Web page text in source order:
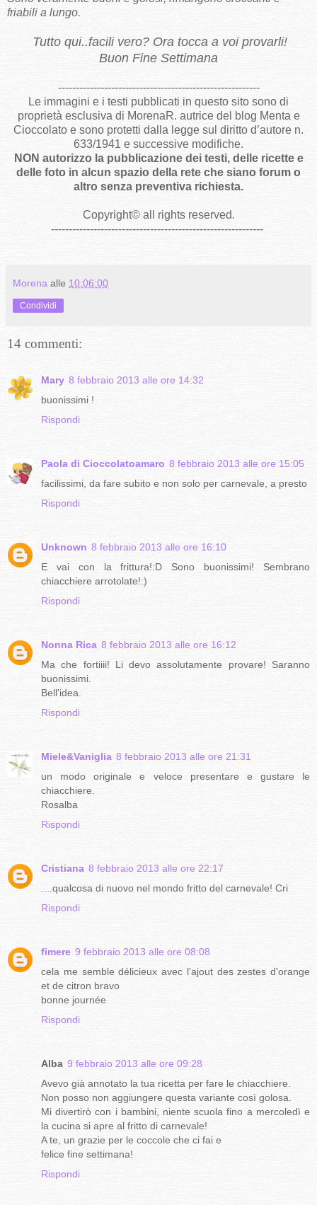
friabili a lungo.
Tutto qui..facili vero? Ora tocca a voi provarli!
Buon Fine Settimana
---------------------------------------------------------
Le immagini e i testi pubblicati in questo sito sono di
proprietà esclusiva di MorenaR. autrice del blog Menta e
Cioccolato e sono protetti dalla legge sul diritto d’autore n.
633/1941 e successive modifiche.
NON autorizzo la pubblicazione dei testi, delle ricette e
delle foto in alcun spazio della rete che siano forum o
altro senza preventiva richiesta.
Copyright© all rights reserved.
------------------------------------------------------------
Morena alle 10:06:00
Condividi
14 commenti:
Mary 8 febbraio 2013 alle ore 14:32
buonissimi !
Rispondi
Paola di Cioccolatoamaro 8 febbraio 2013 alle ore 15:05
facilissimi, da fare subito e non solo per carnevale, a presto
Rispondi
Unknown 8 febbraio 2013 alle ore 16:10
E vai con la frittura!:D Sono buonissimi! Sembrano
chiacchiere arrotolate!:)
Rispondi
Nonna Rica 8 febbraio 2013 alle ore 16:12
Ma che fortiiii! Li devo assolutamente provare! Saranno
buonissimi.
Bell'idea.
Rispondi
Miele&Vaniglia 8 febbraio 2013 alle ore 21:31
un modo originale e veloce presentare e gustare le
chiacchiere.
Rosalba
Rispondi
Cristiana 8 febbraio 2013 alle ore 22:17
....qualcosa di nuovo nel mondo fritto del carnevale! Cri
Rispondi
fimere 9 febbraio 2013 alle ore 08:08
cela me semble délicieux avec l'ajout des zestes d'orange
et de citron bravo
bonne journée
Rispondi
Alba 9 febbraio 2013 alle ore 09:28
Avevo già annotato la tua ricetta per fare le chiacchiere.
Non posso non aggiungere questa variante così golosa.
Mi divertirò con i bambini, niente scuola fino a mercoledì e
la cucina si apre al fritto di carnevale!
A te, un grazie per le coccole che ci fai e
felice fine settimana!
Rispondi